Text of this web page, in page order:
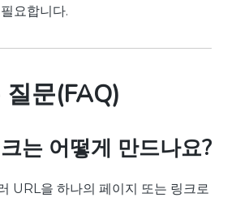
요합니다.
문(FAQ)
는 어떻게 만드나요?
URL을 하나의 페이지 또는 링크로